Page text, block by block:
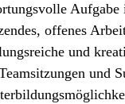
Aufgabe
offenes
und
und